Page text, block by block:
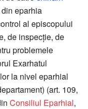
din eparhia
al episcopului
de inspecție, de
problemele
Exarhatul
la nivel eparhial
(art. 109,
Consiliul Eparhial,